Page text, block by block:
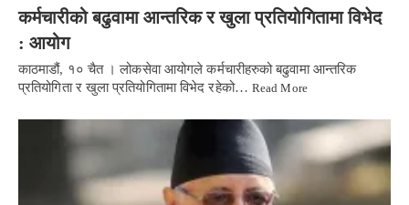
कर्मचारीको बढुवामा आन्तरिक र खुला प्रतियोगितामा विभेद
: आयोग
काठमाडौं, १० चैत । लोकसेवा आयोगले कर्मचारीहरुको बढुवामा आन्तरिक
प्रतियोगिता र खुला प्रतियोगितामा विभेद रहेको… Read More